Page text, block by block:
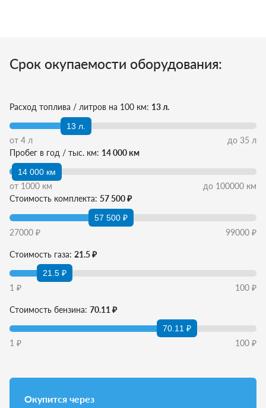
Срок окупаемости оборудования:
Расход топлива / литров на 100 км: 13 л.
13 л.
от 4 л до 35 л
Пробег в год / тыс. км: 14 000 км
14 000 км
от 1000 км до 100000 км
Стоимость комплекта: 57 500 ₽
57 500 ₽
27000 ₽ 99000 ₽
Стоимость газа: 21.5 ₽
21.5 ₽
1 ₽ 100 ₽
Стоимость бензина: 70.11 ₽
70.11 ₽
1 ₽ 100 ₽
Окупится через